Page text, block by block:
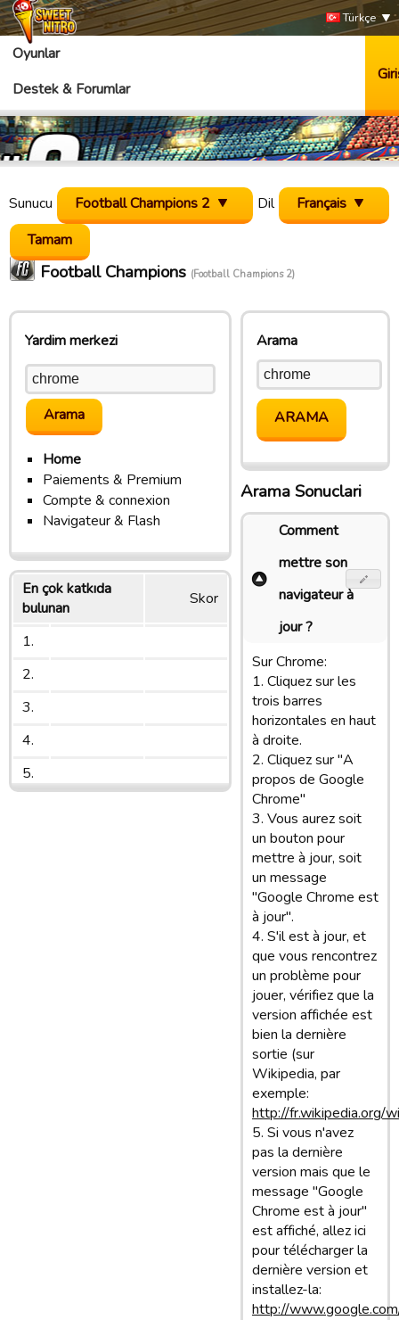
Türkçe
Oyunlar
Destek & Forumlar
Sunucu Football Champions 2 Dil Français
Football Champions (Football Champions 2)
Yardim merkezi
Home
Paiements & Premium
Compte & connexion
Navigateur & Flash
En çok katkıda
bulunan
Skor
1.
2.
3.
4.
5.
Arama
Arama Sonuclari
Comment
mettre son
navigateur à
jour ?
Sur Chrome:
1. Cliquez sur les
trois barres
horizontales en haut
à droite.
2. Cliquez sur "A
propos de Google
Chrome"
3. Vous aurez soit
un bouton pour
mettre à jour, soit
un message
"Google Chrome est
à jour".
4. S'il est à jour, et
que vous rencontrez
un problème pour
jouer, vérifiez que la
version affichée est
bien la dernière
sortie (sur
Wikipedia, par
exemple:
http://fr.wikipedia.org/
5. Si vous n'avez
pas la dernière
version mais que le
message "Google
Chrome est à jour"
est affiché, allez ici
pour télécharger la
dernière version et
installez-la:
http://